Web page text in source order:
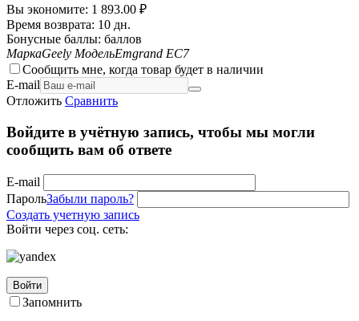
Вы экономите: 1 893.00 ₽
Время возврата: 10 дн.
Бонусные баллы: баллов
МаркаGeely МодельEmgrand EC7
Сообщить мне, когда товар будет в наличии
E-mail
Отложить Сравнить
Войдите в учётную запись, чтобы мы могли
сообщить вам об ответе
E-mail
ПарольЗабыли пароль?
Создать учетную запись
Войти через соц. сеть:
Войти
Запомнить